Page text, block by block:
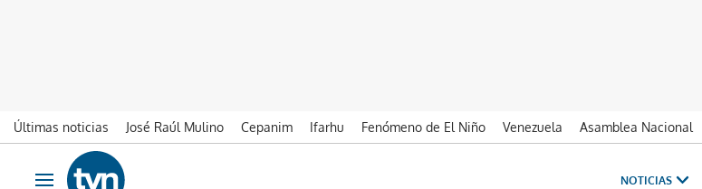
Últimas noticias José Raúl Mulino Cepanim Ifarhu Fenómeno de El Niño Venezuela Asamblea Nacional
Ir al contenido
Obrir navegació
NOTICIAS